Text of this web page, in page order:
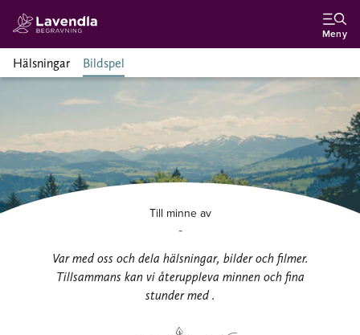
Meny
Hälsningar Bildspel
Till minne av
-
Var med oss och dela hälsningar, bilder och filmer.
Tillsammans kan vi återuppleva minnen och fina
stunder med .